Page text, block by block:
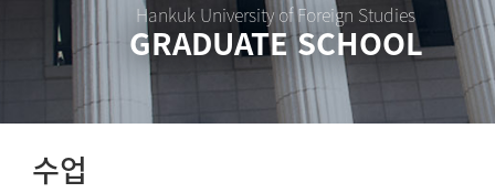
Hankuk University of Foreign Studies
GRADUATE SCHOOL
수업